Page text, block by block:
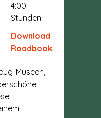
4:00
Stunden
Download
Roadbook
Museen,